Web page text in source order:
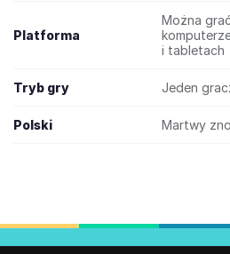
Platforma
Można
i tabletach
Tryb gry Jeden
Polski Martwy